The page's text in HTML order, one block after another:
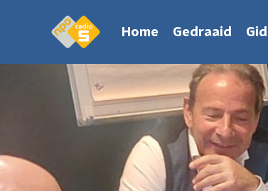
Home Gedraaid